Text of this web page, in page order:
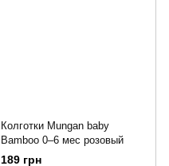
Колготки Mungan baby
Bamboo 0–6 мес розовый
189 грн